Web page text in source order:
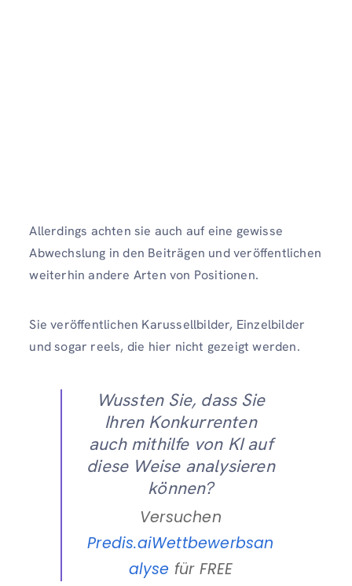
Allerdings achten sie auch auf eine gewisse
Abwechslung in den Beiträgen und veröffentlichen
weiterhin andere Arten von Positionen.
Sie veröffentlichen Karussellbilder, Einzelbilder
und sogar reels, die hier nicht gezeigt werden.
Wussten Sie, dass Sie
Ihren Konkurrenten
auch mithilfe von KI auf
diese Weise analysieren
können?
Versuchen
Predis.aiWettbewerbsan
alyse für FREE